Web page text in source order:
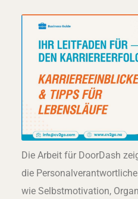
Die Arbeit für DoorDash
die
wie Selbstmotivation,